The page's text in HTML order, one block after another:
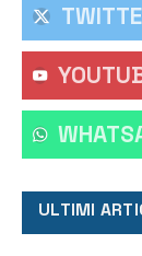
ULTIMI